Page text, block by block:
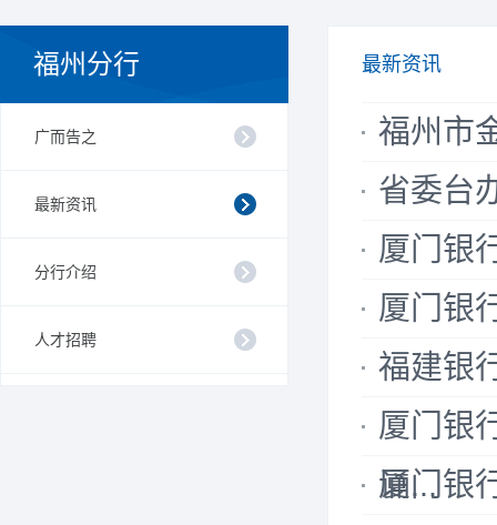
福州分行
广而告之
最新资讯
分行介绍
人才招聘
最新资讯
福州市
省委台
厦门银
厦门银
福建银
厦门银
诵...
厦门银